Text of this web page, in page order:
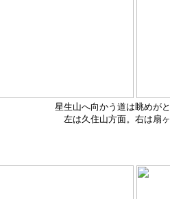
星生山へ向かう道は眺めが
左は久住山方面。右は扇